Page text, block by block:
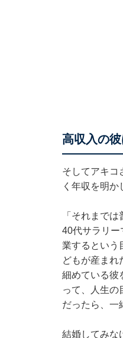
高収入の
そしてアキコ
く年収を明か
「それまで
40代サラリー
業するという
どもが産まれ
細めている彼
って、人生の
だったら、一
結婚してみな